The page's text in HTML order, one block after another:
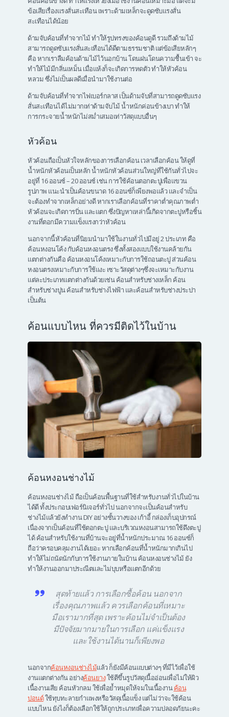
ข้อเสียเรื่องแรงสั่นสะเทือน เพราะด้ามเหล็กจะดูดซับแรงสั่น
สะเทือนได้น้อย
ด้ามจับค้อนที่ทำจากไม้ ทำให้รูปทรงของค้อนดูดี รวมถึงด้ามไม้
สามารถดูดซับแรงสั่นสะเทือนได้ดีตามธรรมชาติ แต่ข้อเสียหลักๆ
คือ หากเราลืมค้อนด้ามไม้ไว้นอกบ้าน โดนฝนโดนความชื้นเข้า จะ
ทำให้ไม้มีกลิ่นเหม็น เมื่อแห้งก็จะเกิดการหดตัว ทำให้หัวค้อน
หลวม ซึ่งไม่เป็นผลดีเมื่อนำมาใช้งานต่อ
ด้ามจับค้อนที่ทำจากไฟเบอร์กลาส เป็นด้ามจับที่สามารถดูดซับแรง
สั่นสะเทือนได้ไม่มากเท่าด้ามจับไม้ น้ำหนักค่อนข้างเบา ทำให้
การกระจายน้ำหนักไม่สม่ำเสมอเท่าวัสดุแบบอื่นๆ
หัวค้อน
หัวค้อนถือเป็นหัวใจหลักของการเลือกค้อน เวลาเลือกค้อน ให้ดูที่
น้ำหนักหัวค้อนเป็นหลัก น้ำหนักหัวค้อนส่วนใหญ่ที่ใช้กันทั่วไปจะ
อยู่ที่ 16 ออนซ์ – 20 ออนซ์ เช่น การใช้ค้อนตอกตะปูเพื่อแขวน
รูปภาพ แนะนำเป็นค้อนขนาด 16 ออนซ์ก็เพียงพอแล้ว และจำเป็น
จะต้องทำจากเหล็กอย่างดี หากเราเลือกค้อนที่ราคาต่ำคุณภาพต่ำ
หัวค้อนจะเกิดการบิ่น และแตก ซึ่งปัญหาเหล่านี้เกิดจากตะปูหรือชิ้น
งานที่ตอกมีความแข็งแรงกว่าหัวค้อน
นอกจากนี้หัวค้อนที่นิยมนำมาใช้ในงานทั่วไปมีอยู่ 2 ประเภท คือ
ค้อนหงอนโค้ง กับค้อนหงอนตรง ซึ่งทั้งสองแบบใช้งานคล้ายกัน
แตกต่างกันคือ ค้อนหงอนโค้งเหมาะกับการใช้ถอนตะปู ส่วนค้อน
หงอนตรงเหมาะกับการใช้แงะ เซาะวัสดุต่างๆซึ่งจะเหมาะกับงาน
แต่ละประเภทแตกต่างกันด้วยเช่น ค้อนสำหรับช่างเหล็ก ค้อน
สำหรับช่างปูน ค้อนสำหรับช่างไฟฟ้า และค้อนสำหรับช่างประปา
เป็นต้น
ค้อนแบบไหน ที่ควรมีติดไว้ในบ้าน
ค้อนหงอนช่างไม้
ค้อนหงอนช่างไม้ ถือเป็นค้อนพื้นฐานที่ใช้สำหรับงานทั่วไปในบ้าน
ได้ดี ทั้งประกอบเฟอร์นิเจอร์ทั่วไป นอกจากจะเป็นค้อนสำหรับ
ช่างไม้แล้วยังทำงาน DIY อย่างชั้นวางของ เก้าอี้ กล่องเก็บอุปกรณ์
เนื่องจากเป็นค้อนที่ใช้ตอกตะปู และบริเวณหงอนสามารถใช้ดึงตะปู
ได้ ค้อนสำหรับใช้งานที่บ้านจะอยู่ที่น้ำหนักประมาณ 16 ออนซ์ก็
ถือว่าครอบคลุมงานได้เยอะ หากเลือกค้อนที่น้ำหนักมากเกินไป
ทำให้ไม่ถนัดนักกับการใช้งานภายในบ้าน ค้อนหงอนช่างไม้ ยัง
ทำให้งานออกมาประณีตและไม่บุบหรือแตกอีกด้วย
สุดท้ายแล้ว การเลือกซื้อค้อน นอกจาก
เรื่องคุณภาพแล้ว ควรเลือกค้อนที่เหมาะ
มือเรามากที่สุด เพราะค้อนไม่จำเป็นต้อง
มีปัจจัยมากมายในการเลือก แค่แข็งแรง
และใช้งานได้นานก็เพียงพอ
นอกจากค้อนหงอนช่างไม้แล้ว ก็ยังมีค้อนแบบต่างๆ ที่มีไว้เพื่อใช้
งานแตกต่างกัน อย่างค้อนยางใช้ตีขึ้นรูปวัสดุเนื้ออ่อนเพื่อไม่ให้ผิว
เนื้องานเสีย ค้อนหัวกลม ใช้เพื่อย้ำหมุดให้จมในเนื้องานค้อน
ปอนด์ใช้ทุบทะลายกำแพงหรือวัสดุเนื้อแข็ง แต่ไม่ว่าจะใช้ค้อน
แบบไหน ยังไงก็ต้องเลือกใช้ให้ถูกประเภทเพื่อความปลอดภัยนะคะ